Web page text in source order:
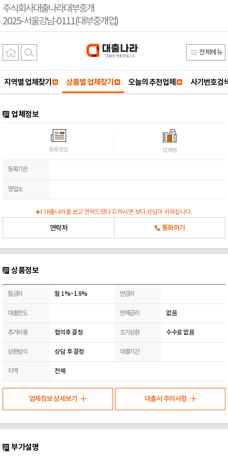
주식회사대출나라대부중개
2025-서울강남-0111(대부중개업)
전체메뉴
지역별 업체찾기 상품별 업체찾기 오늘의 추천업체 사기번호검
업체정보
등록번호 업체명
등록기관
영업소
대출나라를 보고 연락드렸다고 하시면 보다 상담이 쉬워집니다.
연락처 통화하기
상품정보
월금리 월 1%~1.6% 연금리
대출한도 연체금리 없음
추가비용 협의후 결정 조기상환 수수료 없음
상환방식 상담 후 결정 대출기간
지역 전체
업체정보 상세보기 대출시 주의사항
부가설명